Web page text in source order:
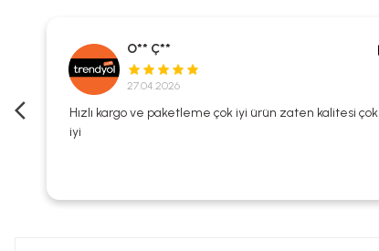
O** Ç**
27.04.2026
Hızlı kargo ve paketleme çok iyi ürün zaten kalitesi çok
iyi